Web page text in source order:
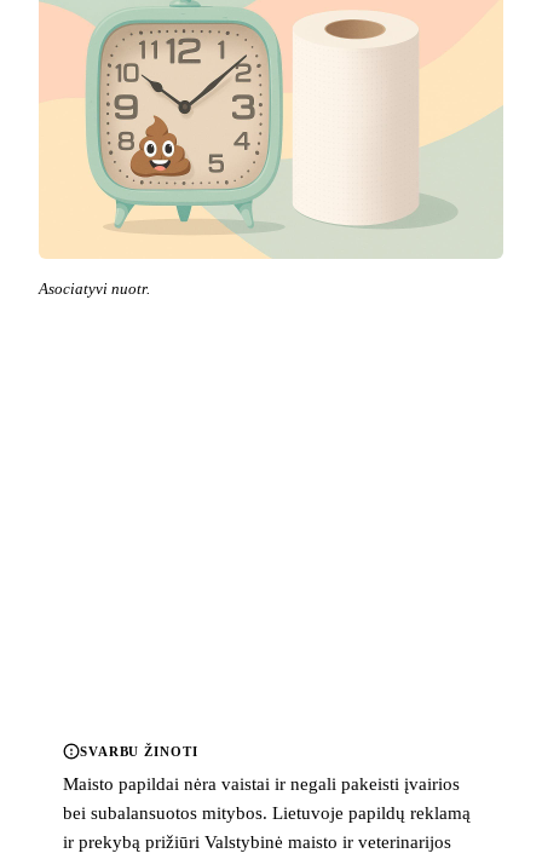
Asociatyvi nuotr.
SVARBU ŽINOTI
Maisto papildai nėra vaistai ir negali pakeisti įvairios
bei subalansuotos mitybos. Lietuvoje papildų reklamą
ir prekybą prižiūri Valstybinė maisto ir veterinarijos